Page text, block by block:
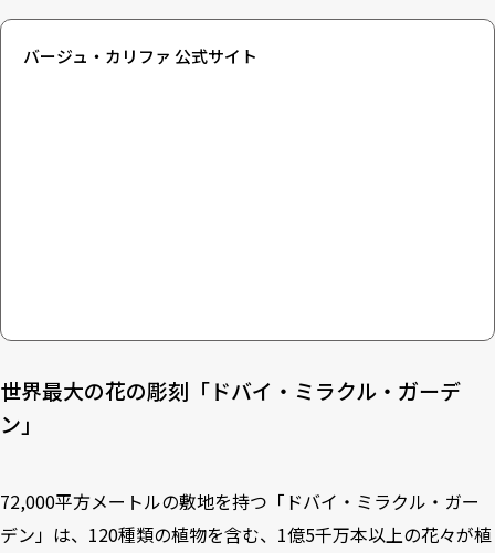
バージュ・カリファ 公式サイト
世界最大の花の彫刻「ドバイ・ミラクル・ガーデ
ン」
72,000平方メートルの敷地を持つ「ドバイ・ミラクル・ガー
デン」は、120種類の植物を含む、1億5千万本以上の花々が植